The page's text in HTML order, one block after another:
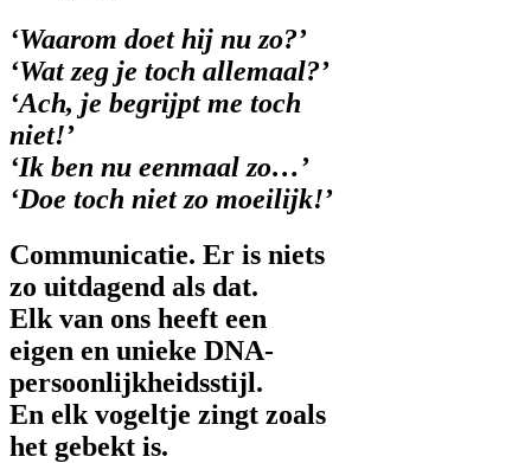
‘Waarom doet hij nu zo?’
‘Wat zeg je toch allemaal?’
‘Ach, je begrijpt me toch
niet!’
‘Ik ben nu eenmaal zo…’
‘Doe toch niet zo moeilijk!’
Communicatie. Er is niets
zo uitdagend als dat.
Elk van ons heeft een
eigen en unieke DNA-
persoonlijkheidsstijl.
En elk vogeltje zingt zoals
het gebekt is.